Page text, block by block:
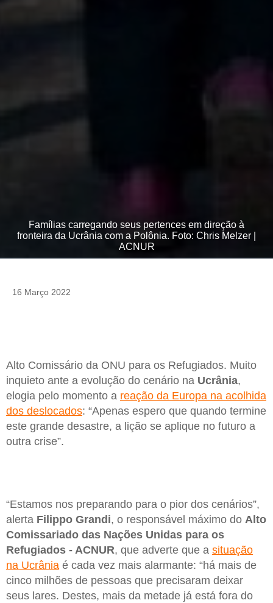
Famílias carregando seus pertences em direção à
fronteira da Ucrânia com a Polônia. Foto: Chris Melzer |
ACNUR
16 Março 2022
Alto Comissário da ONU para os Refugiados. Muito
inquieto ante a evolução do cenário na Ucrânia,
elogia pelo momento a reação da Europa na acolhida
dos deslocados: “Apenas espero que quando termine
este grande desastre, a lição se aplique no futuro a
outra crise”.
“Estamos nos preparando para o pior dos cenários”,
alerta Filippo Grandi, o responsável máximo do Alto
Comissariado das Nações Unidas para os
Refugiados - ACNUR, que adverte que a situação
na Ucrânia é cada vez mais alarmante: “há mais de
cinco milhões de pessoas que precisaram deixar
seus lares. Destes, mais da metade já está fora do